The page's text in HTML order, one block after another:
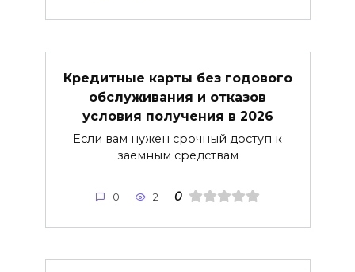
Кредитные карты без годового
обслуживания и отказов
условия получения в 2026
Если вам нужен срочный доступ к
заёмным средствам
0 2 0